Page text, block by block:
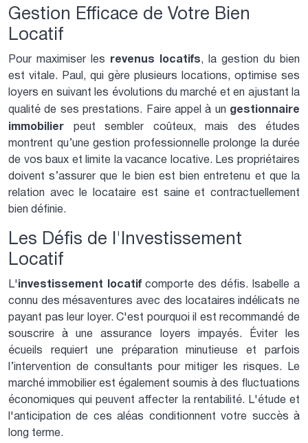
Gestion Efficace de Votre Bien
Locatif
Pour maximiser les revenus locatifs, la gestion du bien
est vitale. Paul, qui gère plusieurs locations, optimise ses
loyers en suivant les évolutions du marché et en ajustant la
qualité de ses prestations. Faire appel à un gestionnaire
immobilier peut sembler coûteux, mais des études
montrent qu’une gestion professionnelle prolonge la durée
de vos baux et limite la vacance locative. Les propriétaires
doivent s’assurer que le bien est bien entretenu et que la
relation avec le locataire est saine et contractuellement
bien définie.
Les Défis de l'Investissement
Locatif
L'investissement locatifcomporte des défis. Isabelle a
connu des mésaventures avec des locataires indélicats ne
payant pas leur loyer. C'est pourquoi il est recommandé de
souscrire à une assurance loyers impayés. Éviter les
écueils requiert une préparation minutieuse et parfois
l’intervention de consultants pour mitiger les risques. Le
marché immobilier est également soumis à des fluctuations
économiques qui peuvent affecter la rentabilité. L'étude et
l'anticipation de ces aléas conditionnent votre succès à
long terme.